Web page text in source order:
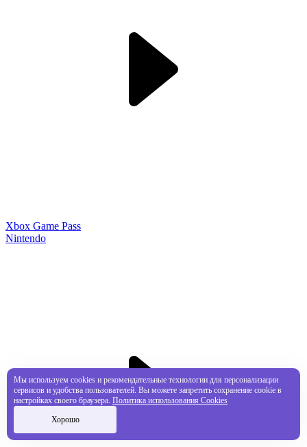
Xbox Game Pass
Nintendo
Мы используем cookies и рекомендательные технологии для персонализации
сервисов и удобства пользователей. Вы можете запретить сохранение cookie в
настройках своего браузера. Политика использования Cookies
Хорошо